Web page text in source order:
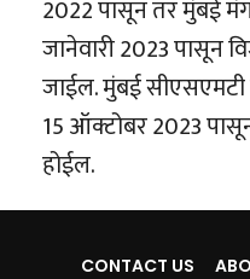
2022 पासून तर मुंबई
जानेवारी 2023 पासून
जाईल. मुंबई
15 ऑक्टोबर 2023
होईल.
CONTACT US